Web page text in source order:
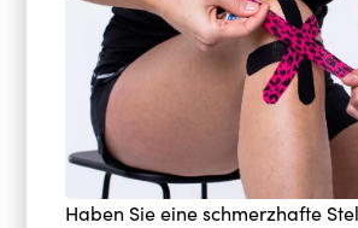
Haben Sie eine schmerzhafte